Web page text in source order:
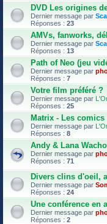
DVD Les origines
Dernier message par
Réponses : 23
AMVs, fanworks,
Dernier message par
Réponses : 13
Path of Neo (jeu
Dernier message par
Réponses : 7
Votre film préféré ?
Dernier message par
Réponses : 25
Matrix - Les comics
Dernier message par
Réponses : 8
Andy & Lana
Dernier message par
Réponses : 71
Divers clins d'oeil,
Dernier message par
Réponses : 24
Une conférence en
Dernier message par
Réponses : 2